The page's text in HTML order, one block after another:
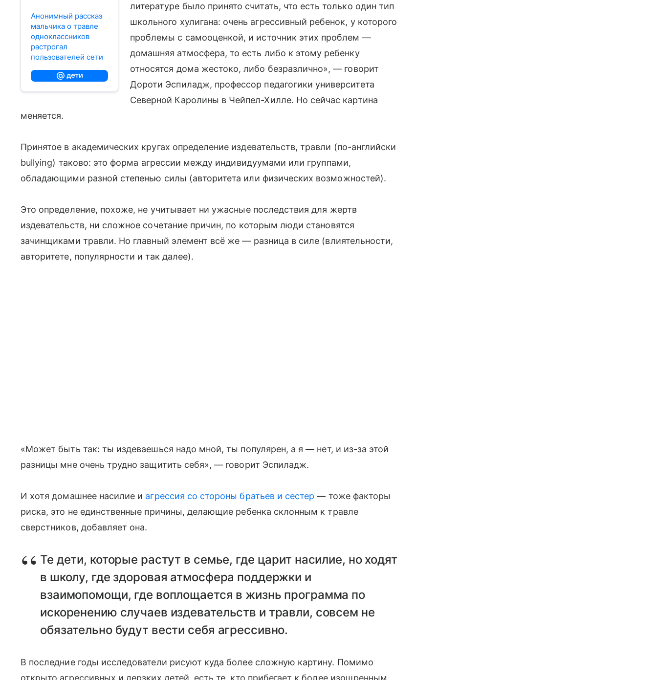
Анонимный рассказ
мальчика о травле
одноклассников
растрогал
пользователей сети
литературе было принято считать, что есть только один тип
школьного хулигана: очень агрессивный ребенок, у которого
проблемы с самооценкой, и источник этих проблем —
домашняя атмосфера, то есть либо к этому ребенку
относятся дома жестоко, либо безразлично», — говорит
Дороти Эспиладж, профессор педагогики университета
Северной Каролины в Чейпел-Хилле. Но сейчас картина
меняется.
Принятое в академических кругах определение издевательств, травли (по-английски
bullying) таково: это форма агрессии между индивидуумами или группами,
обладающими разной степенью силы (авторитета или физических возможностей).
Это определение, похоже, не учитывает ни ужасные последствия для жертв
издевательств, ни сложное сочетание причин, по которым люди становятся
зачинщиками травли. Но главный элемент всё же — разница в силе (влиятельности,
авторитете, популярности и так далее).
«Может быть так: ты издеваешься надо мной, ты популярен, а я — нет, и из-за этой
разницы мне очень трудно защитить себя», — говорит Эспиладж.
И хотя домашнее насилие и агрессия со стороны братьев и сестер — тоже факторы
риска, это не единственные причины, делающие ребенка склонным к травле
сверстников, добавляет она.
Те дети, которые растут в семье, где царит насилие, но ходят
в школу, где здоровая атмосфера поддержки и
взаимопомощи, где воплощается в жизнь программа по
искоренению случаев издевательств и травли, совсем не
обязательно будут вести себя агрессивно.
В последние годы исследователи рисуют куда более сложную картину. Помимо
открыто агрессивных и дерзких детей, есть те, кто прибегает к более изощренным